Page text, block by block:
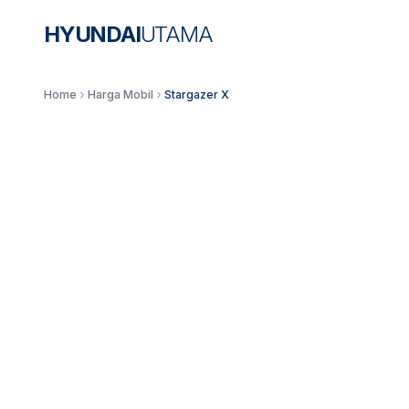
HYUNDAIUTAMA
Home Harga Mobil Stargazer X